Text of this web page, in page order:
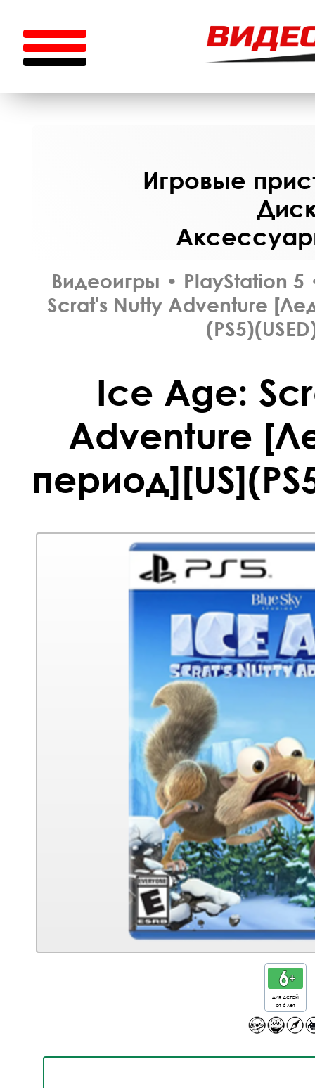
Игровые
Видеоигры • PlayStation 5
Scrat's Nutty Adventure
Ice Age:
Adventure
для детей
от 6 лет